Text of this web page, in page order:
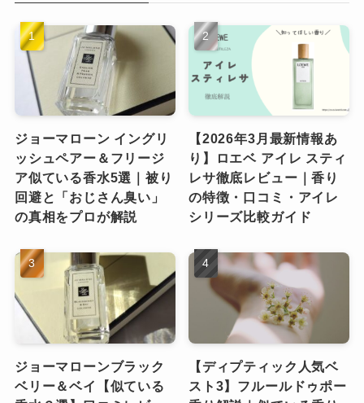
ジョーマローン イングリ
ッシュペアー＆フリージ
ア似ている香水5選｜被り
回避と「おじさん臭い」
の真相をプロが解説
【2026年3月最新情報あ
り】ロエベ アイレ スティ
レサ徹底レビュー｜香り
の特徴・口コミ・アイレ
シリーズ比較ガイド
ジョーマローンブラック
ベリー＆ベイ【似ている
【ディプティック人気ベ
スト3】フルールドゥポー